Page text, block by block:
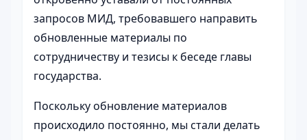
запросов МИД, требовавшего направить
обновленные материалы по
сотрудничеству и тезисы к беседе главы
государства.
Поскольку обновление материалов
происходило постоянно, мы стали делать